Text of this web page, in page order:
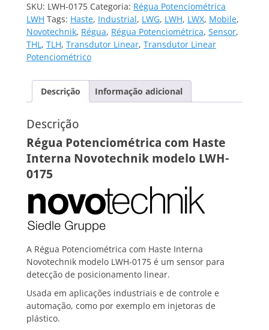
SKU: LWH-0175 Categoria: Régua Potenciométrica
LWH Tags: Haste, Industrial, LWG, LWH, LWX, Mobile,
Novotechnik, Régua, Régua Potenciométrica, Sensor,
THL, TLH, Transdutor Linear, Transdutor Linear
Potenciométrico
Descrição Informação adicional
Descrição
Régua Potenciométrica com Haste
Interna Novotechnik modelo LWH-
0175
A Régua Potenciométrica com Haste Interna
Novotechnik modelo LWH-0175 é um sensor para
detecção de posicionamento linear.
Usada em aplicações industriais e de controle e
automação, como por exemplo em injetoras de
plástico.